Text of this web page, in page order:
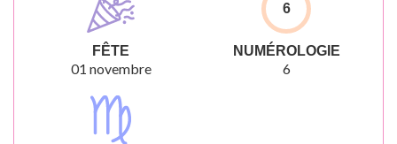
FÊTE
01 novembre
6
NUMÉROLOGIE
6